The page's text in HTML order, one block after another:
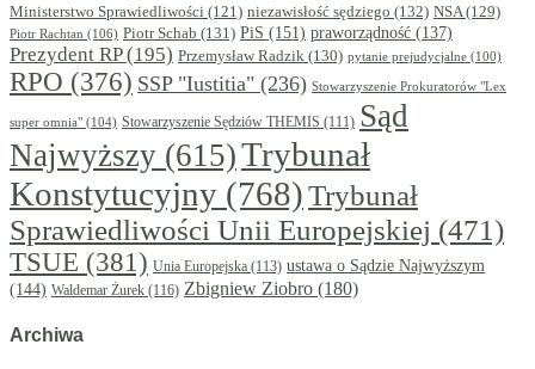
Ministerstwo Sprawiedliwości (121) niezawisłość sędziego (132) NSA (129)
Piotr Rachtan (106) Piotr Schab (131) PiS (151) praworządność (137)
Prezydent RP(195) Przemysław Radzik (130) pytanie prejudycjalne (100)
RPO (376) SSP "Iustitia" (236) Stowarzyszenie Prokuratorów "Lex
super omnia" (104) Stowarzyszenie Sędziów THEMIS (111) Sąd
Najwyższy (615)Trybunał
Konstytucyjny (768)Trybunał
Sprawiedliwości Unii Europejskiej (471)
TSUE (381) Unia Europejska (113) ustawa o Sądzie Najwyższym
(144) Waldemar Żurek (116) Zbigniew Ziobro (180)
Archiwa